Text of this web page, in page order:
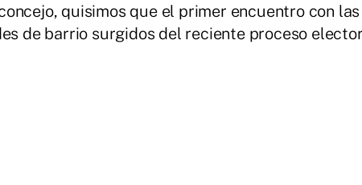
quisimos que el primer encuentro con
de barrio surgidos del reciente proceso